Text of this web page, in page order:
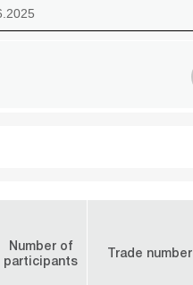
Number of
participants
Trade number